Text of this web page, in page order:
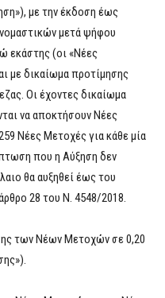
με την έκδοση έως
μετά ψήφου
εκάστης (οι «Νέες
με δικαίωμα προτίμησης
Οι έχοντες δικαίωμα
να αποκτήσουν Νέες
Νέες Μετοχές για κάθε μία
που η Αύξηση δεν
θα αυξηθεί έως του
28 του Ν. 4548/2018.
των Νέων Μετοχών σε 0,20